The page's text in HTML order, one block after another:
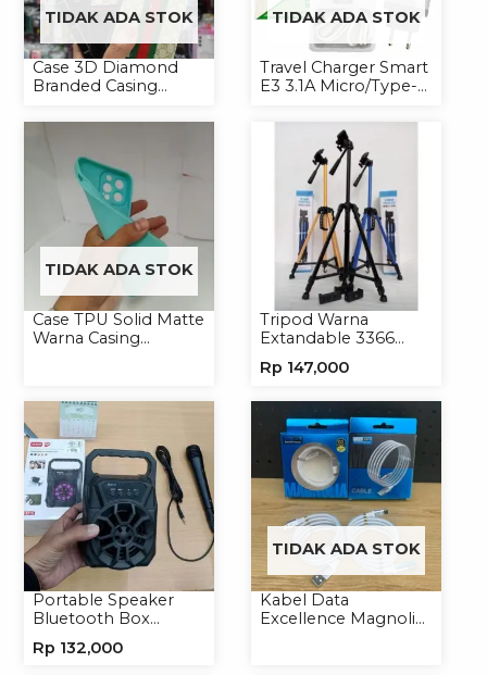
TIDAK ADA STOK
Case 3D Diamond
Branded Casing
Universal
TIDAK ADA STOK
Travel Charger Smart
E3 3.1A Micro/Type-C
TIDAK ADA STOK
Case TPU Solid Matte
Warna Casing
Tripod Warna
Extandable 3366
Kamera
Rp 147,000
Portable Speaker
Bluetooth Box
Portable Wireless
Rp 132,000
TIDAK ADA STOK
Kabel Data
Excellence Magnolia